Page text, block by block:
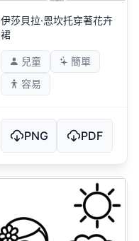
伊莎貝拉·恩坎托穿著花卉
裙
兒童
簡單
容易
PNG PDF